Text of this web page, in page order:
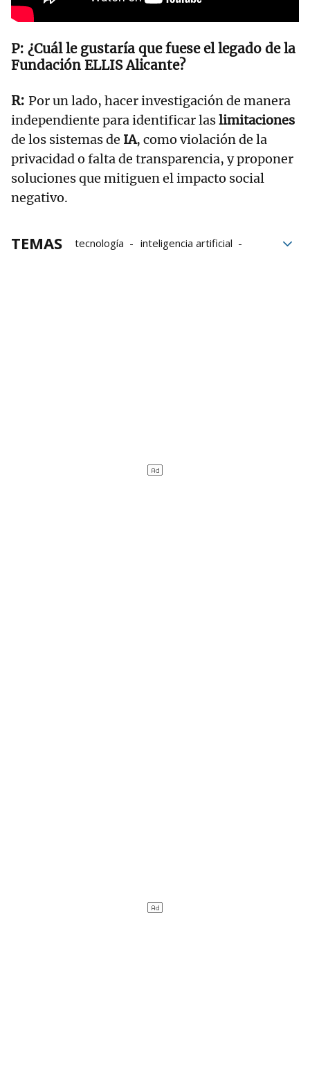
¿Cuál le gustaría que fuese el legado de la
Fundación ELLIS Alicante?
Por un lado, hacer investigación de manera
independiente para identificar laslimitaciones
de los sistemas de IA, como violación de la
privacidad o falta de transparencia, y proponer
soluciones que mitiguen el impacto social
negativo.
TEMAS tecnología
inteligencia artificial